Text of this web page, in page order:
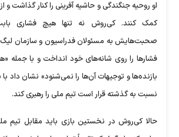
او روحیه جنگندگی و حاشیه آفرینی را کنار گذاشت و
کمک کنند. کی‌روش نه تنها هیچ فشاری
صحبت‌هایش به مسئولان فدراسیون و سازمان لیگ
فشار‌ها را روی شانه‌های خود انداخت و با
بازنده‌ها و توجیهات آن‌ها را نمی‌شنود» نشان داد
نسبت به گذشته قرار است تیم ملی را رهبری کند.
حالا کی‌روش در نخستین بازی باید مقابل تیم